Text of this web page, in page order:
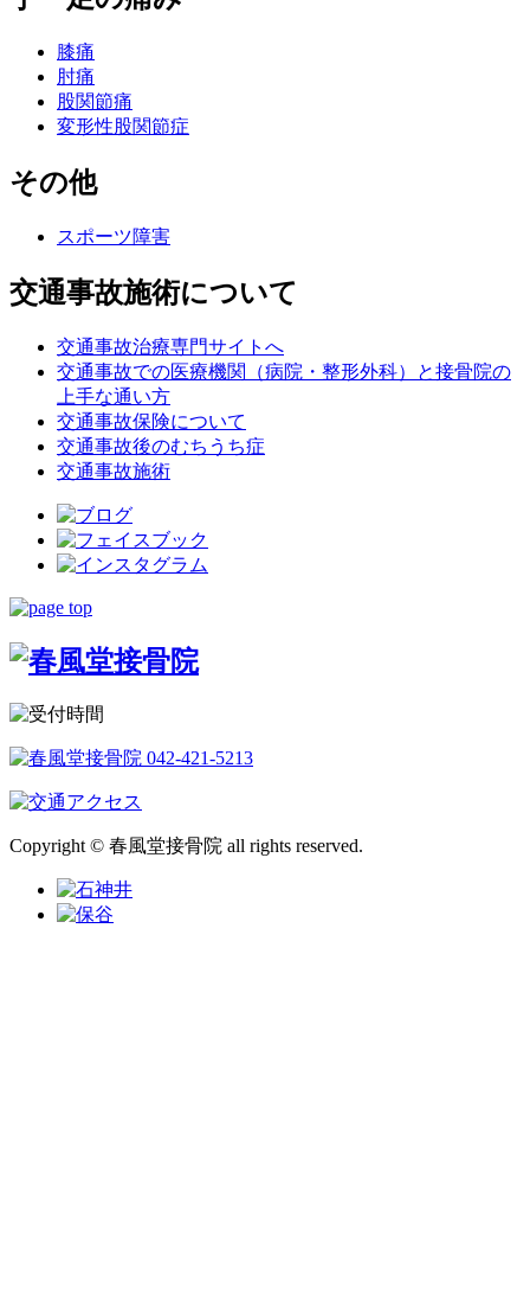
膝痛
肘痛
股関節痛
変形性股関節症
その他
スポーツ障害
交通事故施術について
交通事故治療専門サイトへ
交通事故での医療機関（病院・整形外科）と接骨院の
上手な通い方
交通事故保険について
交通事故後のむちうち症
交通事故施術
Copyright © 春風堂接骨院 all rights reserved.